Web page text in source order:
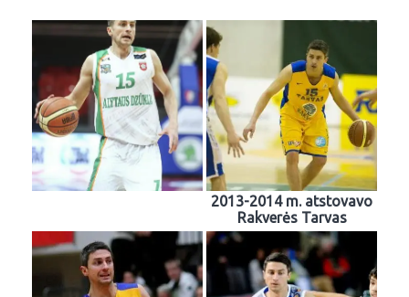
2013-2014 m. atstovavo
Rakverės Tarvas